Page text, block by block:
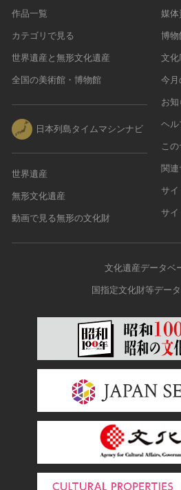
作品一覧
カテゴリで見る
世界遺産と無形文化遺産
全国の美術館・博物館
日本列島タイムマシンナビ
世界遺産
無形文化遺産
動画で見る無形の文化財
媒
博物
文化
今月
お知
ヘル
こ
関連
サ
サ
文化遺産データベ
国指定文化財等デー